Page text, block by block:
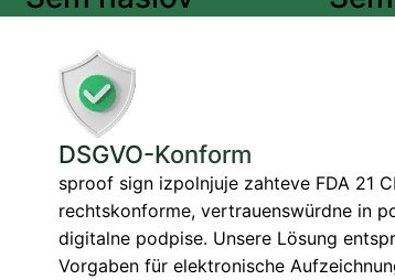
DSGVO-Konform
sproof sign izpolnjuje zahteve FDA 21
rechtskonforme, vertrauenswürdne in
digitalne podpise. Unsere Lösung
Vorgaben für elektronische